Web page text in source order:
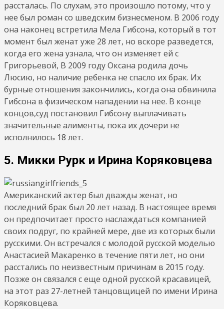
рассталась. По слухам, это произошло потому, что у
нее был роман со шведским бизнесменом. В 2006 году
она наконец встретила Мела Гибсона, который в тот
момент был женат уже 28 лет, но вскоре разведется,
когда его жена узнала, что он изменяет ей с
Григорьевой, В 2009 году Оксана родила дочь
Люсию, но наличие ребенка не спасло их брак. Их
бурные отношения закончились, когда она обвинила
Гибсона в физическом нападении на нее. В конце
концов,суд постановил Гибсону выплачивать
значительные алименты, пока их дочери не
исполнилось 18 лет.
5. Микки Рурк и Ирина Коряковцева
Американский актер был дважды женат, но
последний брак был 20 лет назад. В настоящее время
он предпочитает просто наслаждаться компанией
своих подруг, по крайней мере, две из которых были
русскими. Он встречался с молодой русской моделью
Анастасией Макаренко в течение пяти лет, но они
расстались по неизвестным причинам в 2015 году.
Позже он связался с еще одной русской красавицей,
на этот раз 27-летней танцовщицей по имени Ирина
Коряковцева.